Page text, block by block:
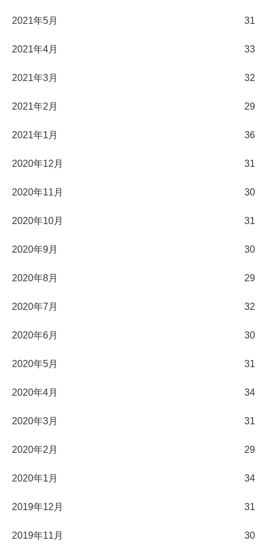
2021年5月 31
2021年4月 33
2021年3月 32
2021年2月 29
2021年1月 36
2020年12月 31
2020年11月 30
2020年10月 31
2020年9月 30
2020年8月 29
2020年7月 32
2020年6月 30
2020年5月 31
2020年4月 34
2020年3月 31
2020年2月 29
2020年1月 34
2019年12月 31
2019年11月 30